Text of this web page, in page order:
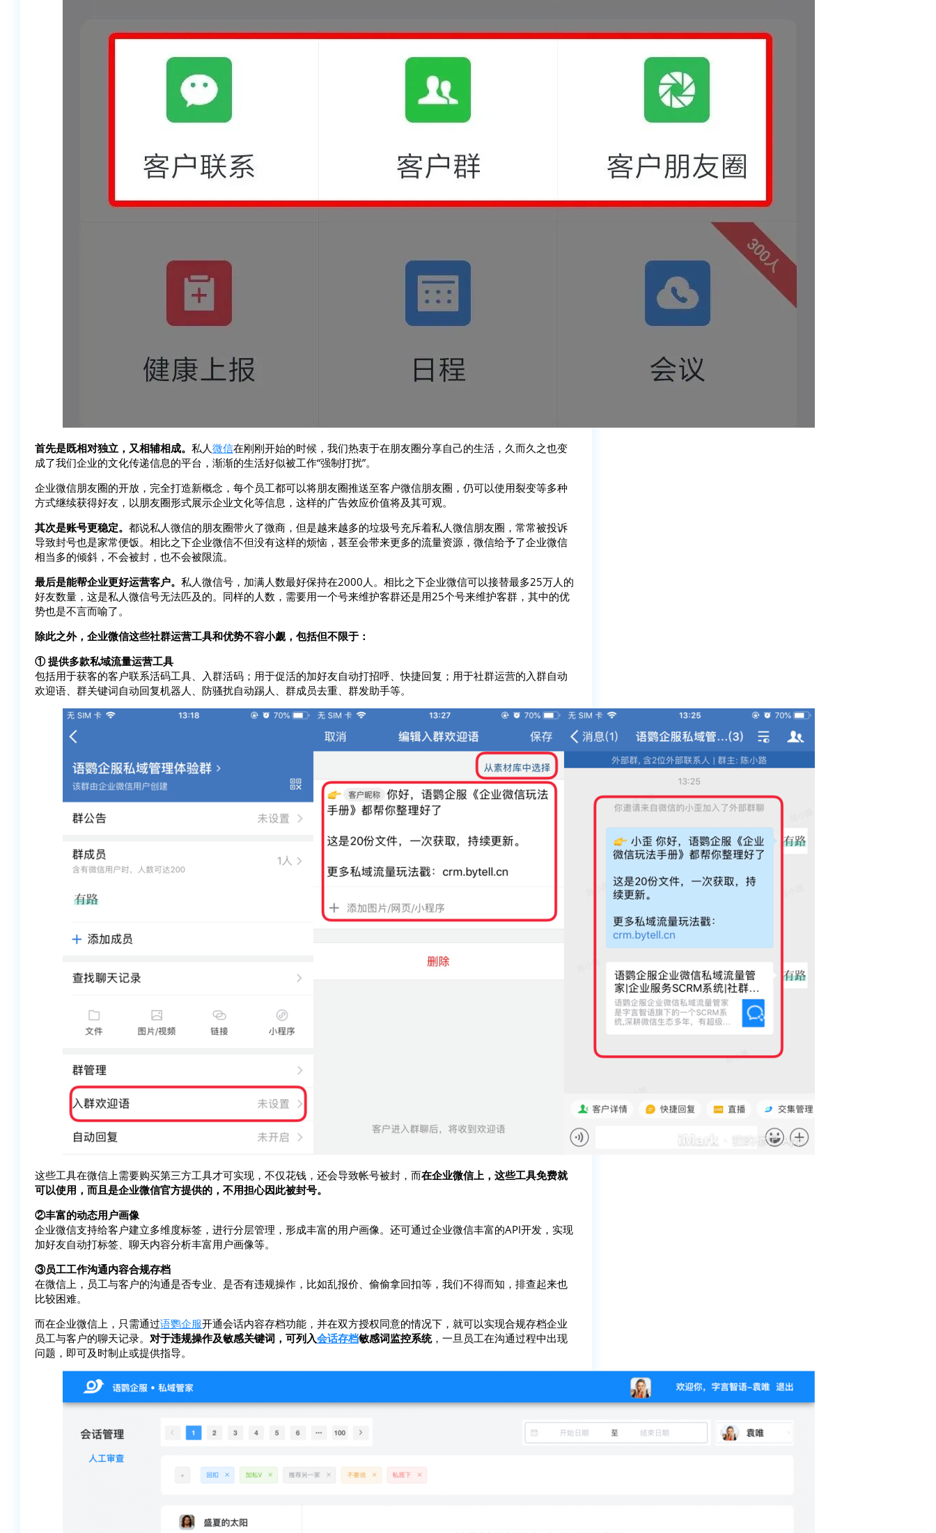
首先是既相对独立，又相辅相成。 私人微信在刚刚开始的时候，我们热衷于在朋友圈分享自己的生活，久而久之也变
成了我们企业的文化传递信息的平台，渐渐的生活好似被工作“强制打扰”。
企业微信朋友圈的开放，完全打造新概念，每个员工都可以将朋友圈推送至客户微信朋友圈，仍可以使用裂变等多种
方式继续获得好友，以朋友圈形式展示企业文化等信息，这样的广告效应价值将及其可观。
其次是账号更稳定。 都说私人微信的朋友圈带火了微商，但是越来越多的垃圾号充斥着私人微信朋友圈，常常被投诉
导致封号也是家常便饭。相比之下企业微信不但没有这样的烦恼，甚至会带来更多的流量资源，微信给予了企业微信
相当多的倾斜，不会被封，也不会被限流。
最后是能帮企业更好运营客户。 私人微信号，加满人数最好保持在2000人。相比之下企业微信可以接替最多25万人的
好友数量，这是私人微信号无法匹及的。同样的人数，需要用一个号来维护客群还是用25个号来维护客群，其中的优
势也是不言而喻了。
除此之外，企业微信这些社群运营工具和优势不容小觑，包括但不限于：
① 提供多款私域流量运营工具
包括用于获客的客户联系活码工具、入群活码；用于促活的加好友自动打招呼、快捷回复；用于社群运营的入群自动
欢迎语、群关键词自动回复机器人、防骚扰自动踢人、群成员去重、群发助手等。
这些工具在微信上需要购买第三方工具才可实现，不仅花钱，还会导致帐号被封，而在企业微信上，这些工具免费就
可以使用，而且是企业微信官方提供的，不用担心因此被封号。
②丰富的动态用户画像
企业微信支持给客户建立多维度标签，进行分层管理，形成丰富的用户画像。还可通过企业微信丰富的API开发，实现
加好友自动打标签、聊天内容分析丰富用户画像等。
③员工工作沟通内容合规存档
在微信上，员工与客户的沟通是否专业、是否有违规操作，比如乱报价、偷偷拿回扣等，我们不得而知，排查起来也
比较困难。
而在企业微信上，只需通过语鹦企服开通会话内容存档功能，并在双方授权同意的情况下，就可以实现合规存档企业
员工与客户的聊天记录。 对于违规操作及敏感关键词，可列入会话存档敏感词监控系统，一旦员工在沟通过程中出现
问题，即可及时制止或提供指导。